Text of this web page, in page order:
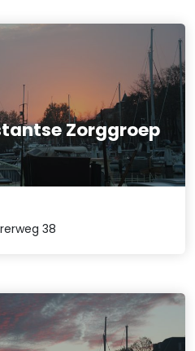
Zorggroep
38